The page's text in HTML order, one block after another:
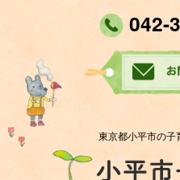
042-
東京都小平市の子